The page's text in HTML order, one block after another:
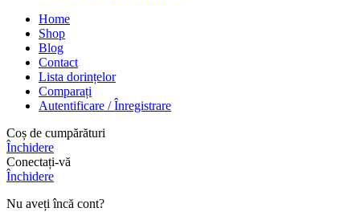
Home
Shop
Blog
Contact
Lista dorințelor
Comparați
Autentificare / Înregistrare
Coș de cumpărături
Închidere
Conectați-vă
Închidere
Nu aveți încă cont?